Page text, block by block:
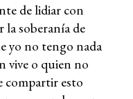
de lidiar con
la soberanía de
yo no tengo nada
vive o quien no
compartir esto